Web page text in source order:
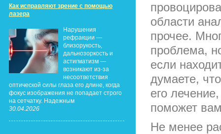
Как исправляют зрение с помощью
лазера
Нарушения
рефракции —
близорукость,
дальнозоркость и
астигматизм —
возникают из-за
несоответствия
оптической силы глаза его длине, когда
фокус изображения не попадает строго
на сетчатку. Надежным
30.04.2026
области
прочее.
проблема,
если
думаете,
его
поможет
Не менее